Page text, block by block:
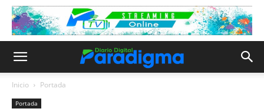
Inicio Portada
Portada